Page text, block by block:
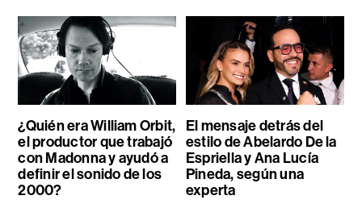
¿Quién era William Orbit,
el productor que trabajó
con Madonna y ayudó a
definir el sonido de los
2000?
El mensaje detrás del
estilo de Abelardo De la
Espriella y Ana Lucía
Pineda, según una
experta